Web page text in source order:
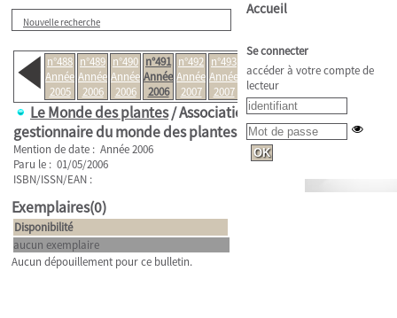
Nouvelle recherche
n°488
Année
2005
n°489
Année
2006
n°490
Année
2006
n°491
Année
2006
n°492
Année
2007
n°493
Année
2007
n°494
Année
2007
Le Monde des plantes/ Association
gestionnaire du monde des plantes . n°491
Mention de date : Année 2006
Paru le : 01/05/2006
ISBN/ISSN/EAN :
Exemplaires(0)
Disponibilité
aucun exemplaire
Aucun dépouillement pour ce bulletin.
Accueil
Se connecter
accéder à votre compte de
lecteur